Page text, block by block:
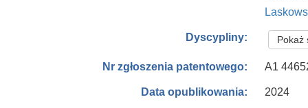
Dyscypliny: Pokaż
Nr zgłoszenia patentowego: A1
Data opublikowania: 2024